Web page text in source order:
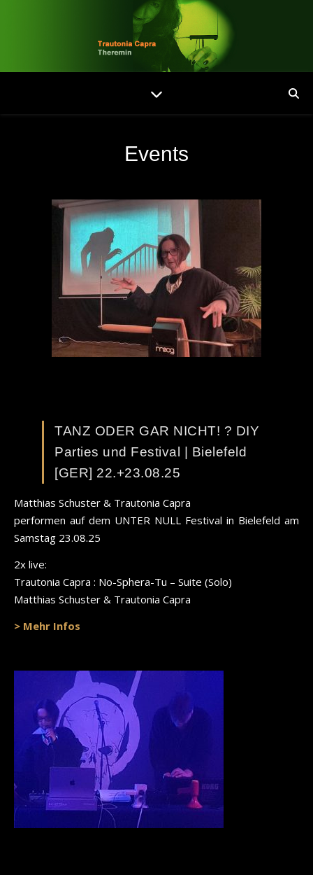
Events
TANZ ODER GAR NICHT! ? DIY
Parties und Festival | Bielefeld
[GER] 22.+23.08.25
Matthias Schuster & Trautonia Capra
performen auf dem UNTER NULL Festival in Bielefeld am
Samstag 23.08.25
2x live:
Trautonia Capra : No-Sphera-Tu – Suite (Solo)
Matthias Schuster & Trautonia Capra
> Mehr Infos